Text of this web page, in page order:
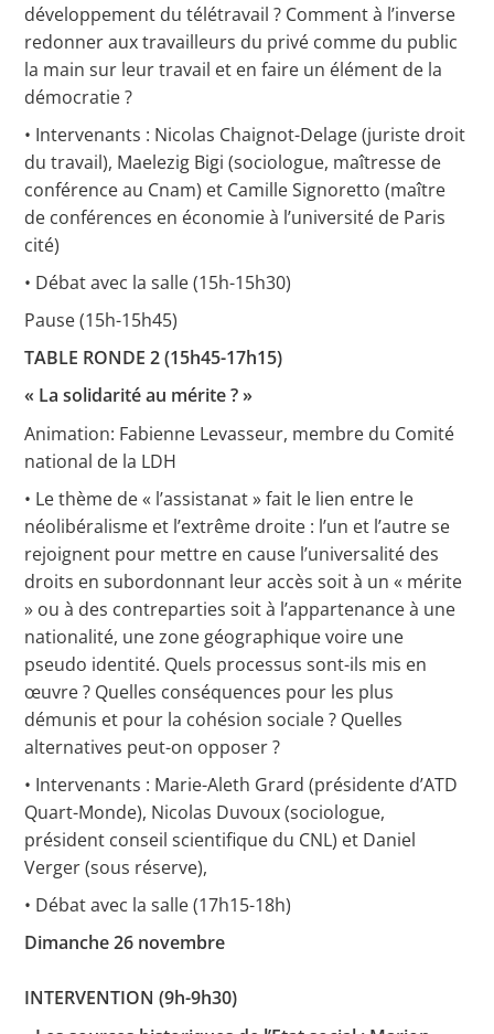
développement du télétravail ? Comment à l’inverse
redonner aux travailleurs du privé comme du public
la main sur leur travail et en faire un élément de la
démocratie ?
• Intervenants : Nicolas Chaignot-Delage (juriste droit
du travail), Maelezig Bigi (sociologue, maîtresse de
conférence au Cnam) et Camille Signoretto (maître
de conférences en économie à l’université de Paris
cité)
• Débat avec la salle (15h-15h30)
Pause (15h-15h45)
TABLE RONDE 2 (15h45-17h15)
« La solidarité au mérite ? »
Animation: Fabienne Levasseur, membre du Comité
national de la LDH
• Le thème de « l’assistanat » fait le lien entre le
néolibéralisme et l’extrême droite : l’un et l’autre se
rejoignent pour mettre en cause l’universalité des
droits en subordonnant leur accès soit à un « mérite
» ou à des contreparties soit à l’appartenance à une
nationalité, une zone géographique voire une
pseudo identité. Quels processus sont-ils mis en
œuvre ? Quelles conséquences pour les plus
démunis et pour la cohésion sociale ? Quelles
alternatives peut-on opposer ?
• Intervenants : Marie-Aleth Grard (présidente d’ATD
Quart-Monde), Nicolas Duvoux (sociologue,
président conseil scientifique du CNL) et Daniel
Verger (sous réserve),
• Débat avec la salle (17h15-18h)
Dimanche 26 novembre
INTERVENTION (9h-9h30)